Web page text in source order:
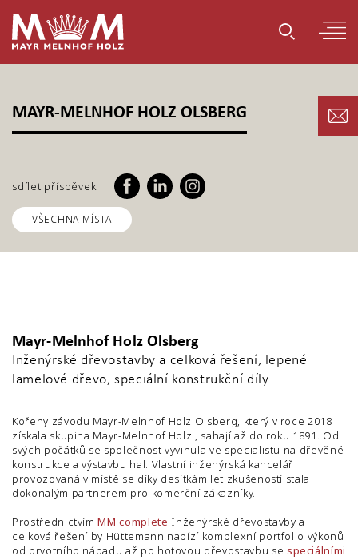
MAYR-MELNHOF HOLZ OLSBERG
sdílet příspěvek:
VŠECHNA MÍSTA
Mayr-Melnhof Holz Olsberg
Inženýrské dřevostavby a celková řešení, lepené
lamelové dřevo, speciální konstrukční díly
Kořeny závodu Mayr-Melnhof Holz Olsberg, který v roce 2018
získala skupina Mayr-Melnhof Holz , sahají až do roku 1891. Od
svých počátků se společnost vyvinula ve specialistu na dřevěné
konstrukce a výstavbu hal. Vlastní inženýrská kancelář
provozovaná v místě se díky desítkám let zkušeností stala
dokonalým partnerem pro komerční zákazníky.
ProstřednictvímMM complete Inženýrské dřevostavby a
celková řešení by Hüttemann nabízí komplexní portfolio výkonů
od prvotního nápadu až po hotovou dřevostavbu se speciálními